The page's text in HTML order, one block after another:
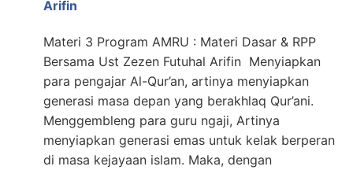
Arifin
Materi 3 Program AMRU : Materi Dasar & RPP
Bersama Ust Zezen Futuhal Arifin Menyiapkan
para pengajar Al-Qur’an, artinya menyiapkan
generasi masa depan yang berakhlaq Qur’ani.
Menggembleng para guru ngaji, Artinya
menyiapkan generasi emas untuk kelak berperan
di masa kejayaan islam. Maka, dengan